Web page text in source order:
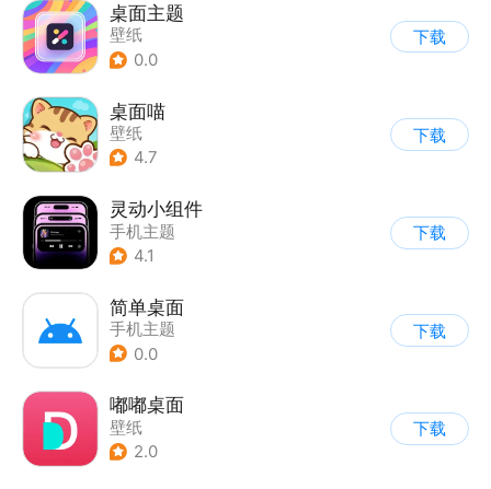
桌面主题
壁纸
0.0
下载
桌面喵
壁纸
4.7
下载
灵动小组件
手机主题
4.1
下载
简单桌面
手机主题
0.0
下载
嘟嘟桌面
壁纸
2.0
下载